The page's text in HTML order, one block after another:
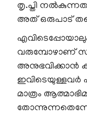
തൃ.പ്തി
അത് ഒരുപാട്
വരുമ്പോഴാണ്
അനുഭവിക്കാൻ
ഇവിടെയുള്ളവർ
മാത്രം